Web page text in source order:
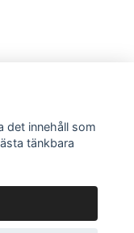
det innehåll som
tänkbara